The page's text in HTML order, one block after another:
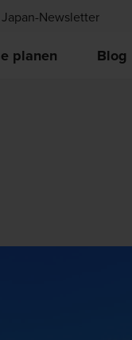
Japan-Newsletter
planen Blog